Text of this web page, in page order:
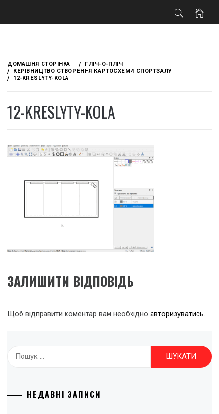
content
ДОМАШНЯ СТОРІНКА
ПЛІЧ-О-ПЛІЧ
КЕРІВНИЦТВО СТВОРЕННЯ КАРТОСХЕМИ СПОРТЗАЛУ
12-KRESLYTY-KOLA
12-KRESLYTY-KOLA
ЗАЛИШИТИ ВІДПОВІДЬ
Щоб відправити коментар вам необхідно авторизуватись.
НЕДАВНІ ЗАПИСИ